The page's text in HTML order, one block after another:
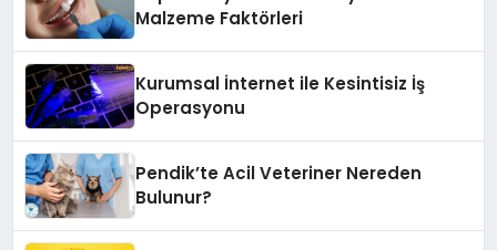
Malzeme Faktörleri
Kurumsal İnternet ile Kesintisiz İş
Operasyonu
Pendik’te Acil Veteriner Nereden
Bulunur?